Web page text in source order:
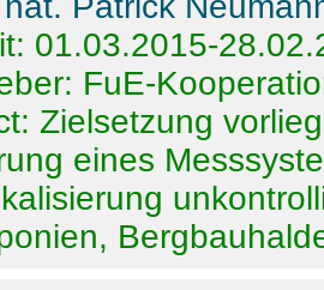
01.03.2015-
FuE-
Zielsetzung
eines